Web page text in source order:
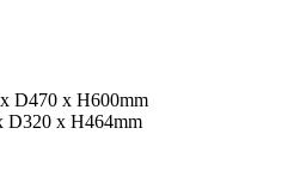
D470 x H600mm
D320 x H464mm